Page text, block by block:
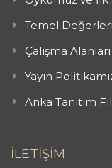
Temel
Çalışma Alanları
Yayın
Anka Tanıtım
İLETİŞİM